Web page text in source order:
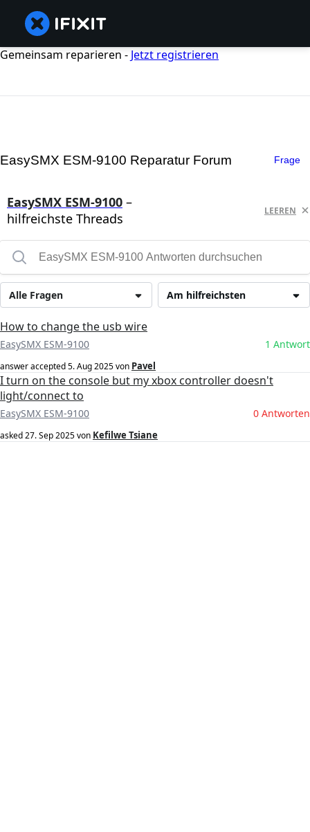
Gemeinsam reparieren - Jetzt registrieren
EasySMX ESM-9100 Reparatur Forum Frage
EasySMX ESM-9100 –
hilfreichste Threads
LEEREN
Am hilfreichsten
Alle Fragen
How to change the usb wire
EasySMX ESM-9100 1 Antwort
answer accepted5. Aug 2025von Pavel
I turn on the console but my xbox controller doesn't
light/connect to
EasySMX ESM-9100 0 Antworten
asked27. Sep 2025von Kefilwe Tsiane